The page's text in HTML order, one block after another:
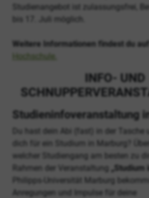
Studienangebot ist zulassungsfrei,
bis 17. Juli möglich.
Weitere Informationen findest du
Hochschule.
INFO- UND
Studieninfoveranstaltung
Du hast dein Abi (fast) in der Tasche
dich für ein Studium in Marburg?
welcher Studiengang am besten zu
Rahmen der Veranstaltung
„Studium
Philipps-Universität Marburg
Anregungen und Impulse für deine